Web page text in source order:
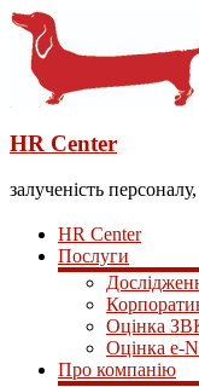
HR Center
залученість
HR Center
Послуги
Оцінка
Оцінка e-
Про компанію